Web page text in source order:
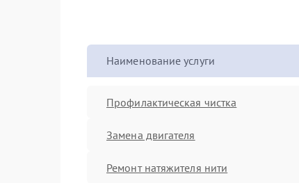
Наименование услуги
Профилактическая чистка
Замена двигателя
Ремонт натяжителя нити